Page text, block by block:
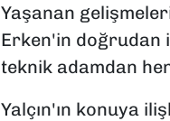
Yaşanan
Erken'in doğrudan
teknik adamdan
Yalçın'ın konuya